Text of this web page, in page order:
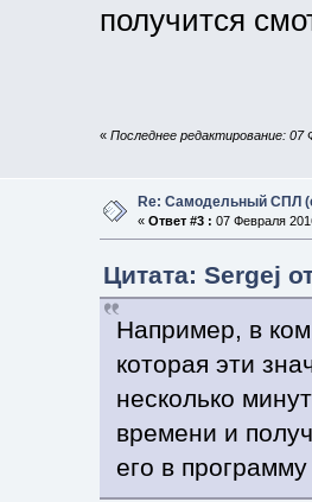
получится
« Последнее редактирование: 07
Re: Самодельный СПЛ
« Ответ #3 : 07 Февраля
Цитата: Sergej
Например, в
которая эти
несколько
времени и
его в